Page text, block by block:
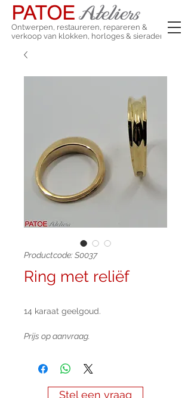
Ontwerpen, restaureren, repareren &
verkoop van klokken, horloges & sieraden
Productcode: S0037
Ring met reliëf
14 karaat geelgoud.
Prijs op aanvraag.
Stel een vraag